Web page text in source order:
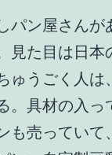
パン屋さんが
見た目は日本
ゅうごく人
。具材の入
も売ってい